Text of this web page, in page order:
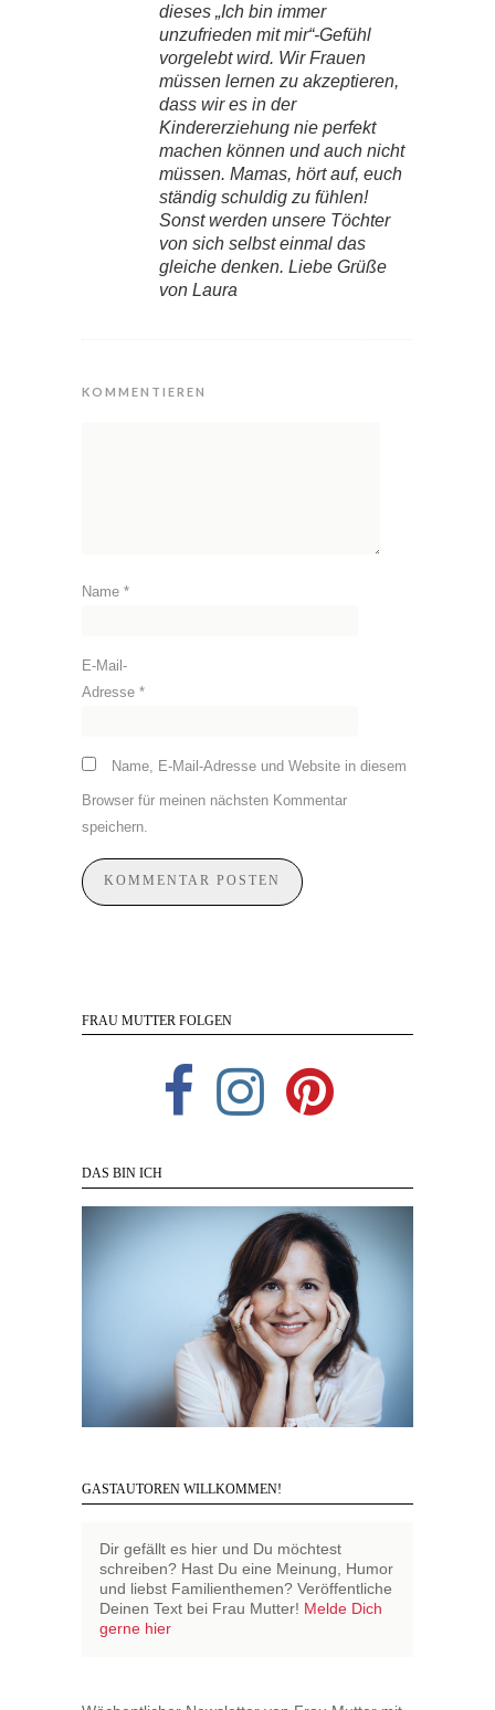
dieses „Ich bin immer
unzufrieden mit mir“-Gefühl
vorgelebt wird. Wir Frauen
müssen lernen zu akzeptieren,
dass wir es in der
Kindererziehung nie perfekt
machen können und auch nicht
müssen. Mamas, hört auf, euch
ständig schuldig zu fühlen!
Sonst werden unsere Töchter
von sich selbst einmal das
gleiche denken. Liebe Grüße
von Laura
KOMMENTIEREN
Name *
E-Mail-
Adresse *
Name, E-Mail-Adresse und Website in diesem
Browser für meinen nächsten Kommentar
speichern.
FRAU MUTTER FOLGEN
DAS BIN ICH
GASTAUTOREN WILLKOMMEN!
Dir gefällt es hier und Du möchtest
schreiben? Hast Du eine Meinung, Humor
und liebst Familienthemen? Veröffentliche
Deinen Text bei Frau Mutter! Melde Dich
gerne hier